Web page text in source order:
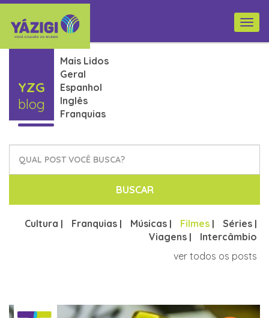
YZG
blog
Mais Lidos
Geral
Espanhol
Inglês
Franquias
BUSCAR
Cultura | Franquias | Músicas | Filmes | Séries |
Viagens |
Intercâmbio
ver todos os posts